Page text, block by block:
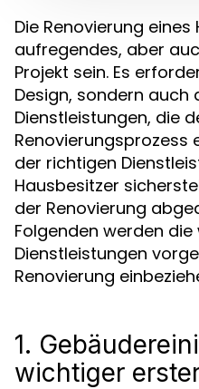
Die Renovierung eines
aufregendes, aber
Projekt sein. Es
Design, sondern auch
Dienstleistungen, die
Renovierungsprozess
der richtigen
Hausbesitzer
der Renovierung
Folgenden werden
Dienstleistungen
Renovierung
1.
wichtiger